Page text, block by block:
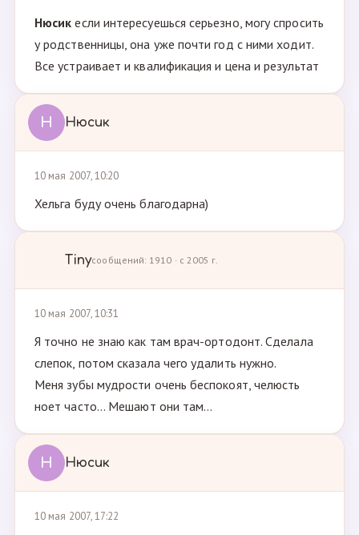
Нюсик если интересуешься серьезно, могу спросить
у родственницы, она уже почти год с ними ходит.
Все устраивает и квалификация и цена и результат
Н Нюсик
10 мая 2007, 10:20
Хельга буду очень благодарна)
Tinyсообщений: 1910 · с 2005 г.
10 мая 2007, 10:31
Я точно не знаю как там врач-ортодонт. Сделала
слепок, потом сказала чего удалить нужно.
Меня зубы мудрости очень беспокоят, челюсть
ноет часто... Мешают они там...
Н Нюсик
10 мая 2007, 17:22